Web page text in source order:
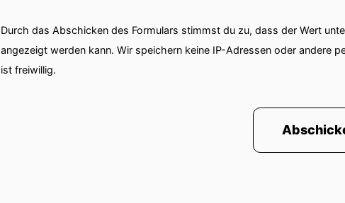
Durch das Abschicken des Formulars stimmst du zu, dass der Wert
angezeigt werden kann. Wir speichern keine IP-Adressen oder andere
ist freiwillig.